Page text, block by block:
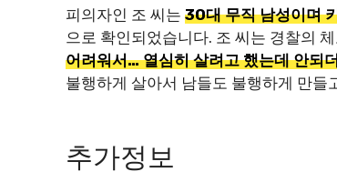
피의자인 조 씨는 30대 무직 남성이며
으로 확인되었습니다. 조 씨는 경찰의
어려워서… 열심히 살려고 했는데 안되
불행하게 살아서 남들도 불행하게 만들
추가정보